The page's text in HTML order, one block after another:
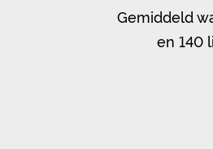
Gemiddeld
en 140